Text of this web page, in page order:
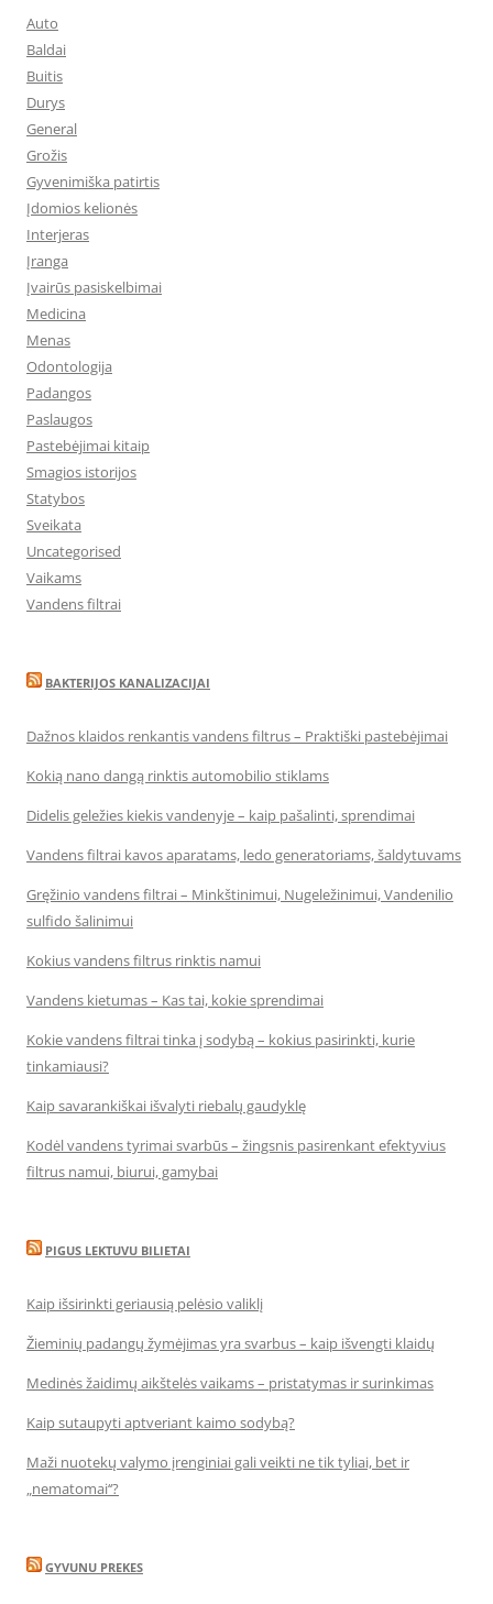
Auto
Baldai
Buitis
Durys
General
Grožis
Gyvenimiška patirtis
Įdomios kelionės
Interjeras
Įranga
Įvairūs pasiskelbimai
Medicina
Menas
Odontologija
Padangos
Paslaugos
Pastebėjimai kitaip
Smagios istorijos
Statybos
Sveikata
Uncategorised
Vaikams
Vandens filtrai
BAKTERIJOS KANALIZACIJAI
Dažnos klaidos renkantis vandens filtrus – Praktiški pastebėjimai
Kokią nano dangą rinktis automobilio stiklams
Didelis geležies kiekis vandenyje – kaip pašalinti, sprendimai
Vandens filtrai kavos aparatams, ledo generatoriams, šaldytuvams
Gręžinio vandens filtrai – Minkštinimui, Nugeležinimui, Vandenilio
sulfido šalinimui
Kokius vandens filtrus rinktis namui
Vandens kietumas – Kas tai, kokie sprendimai
Kokie vandens filtrai tinka į sodybą – kokius pasirinkti, kurie
tinkamiausi?
Kaip savarankiškai išvalyti riebalų gaudyklę
Kodėl vandens tyrimai svarbūs – žingsnis pasirenkant efektyvius
filtrus namui, biurui, gamybai
PIGUS LEKTUVU BILIETAI
Kaip išsirinkti geriausią pelėsio valiklį
Žieminių padangų žymėjimas yra svarbus – kaip išvengti klaidų
Medinės žaidimų aikštelės vaikams – pristatymas ir surinkimas
Kaip sutaupyti aptveriant kaimo sodybą?
Maži nuotekų valymo įrenginiai gali veikti ne tik tyliai, bet ir
„nematomai‘‘?
GYVUNU PREKES